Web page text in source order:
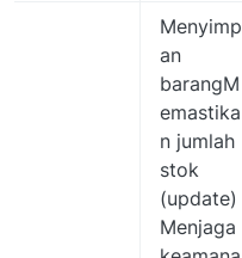
Menyimp
an
barangM
emastika
n jumlah
stok
(update)
Menjaga